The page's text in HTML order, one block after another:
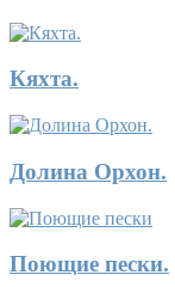
Кяхта.
Долина Орхон.
Поющие пески.